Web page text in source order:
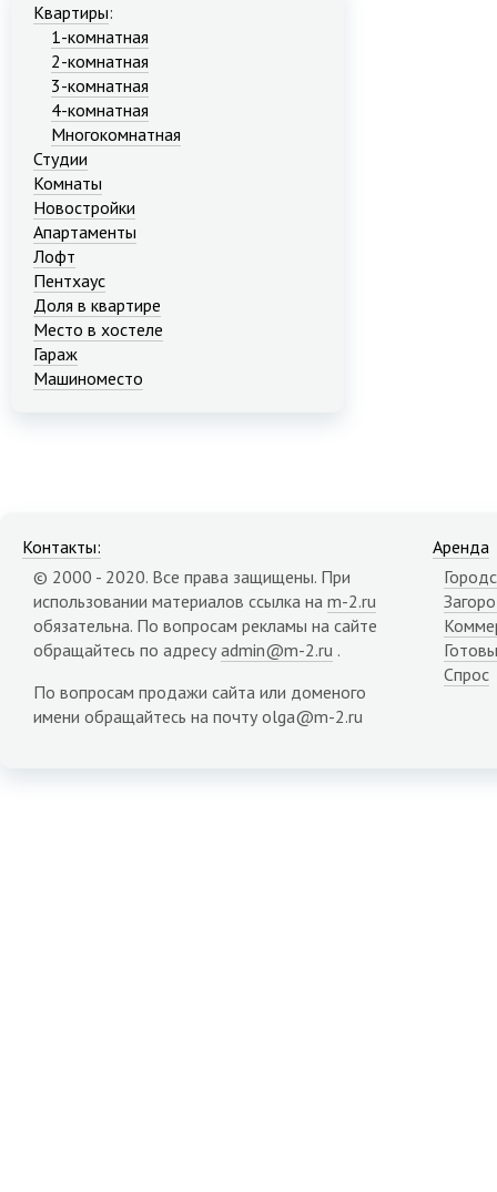
Квартиры:
1-комнатная
2-комнатная
3-комнатная
4-комнатная
Многокомнатная
Студии
Комнаты
Новостройки
Апартаменты
Лофт
Пентхаус
Доля в квартире
Место в хостеле
Гараж
Машиноместо
Контакты:
© 2000 - 2020. Все права защищены. При
использовании материалов ссылка на m-2.ru
обязательна. По вопросам рекламы на сайте
обращайтесь по адресу admin@m-2.ru .
По вопросам продажи сайта или доменого
имени обращайтесь на почту olga@m-2.ru
Аренда
Спрос